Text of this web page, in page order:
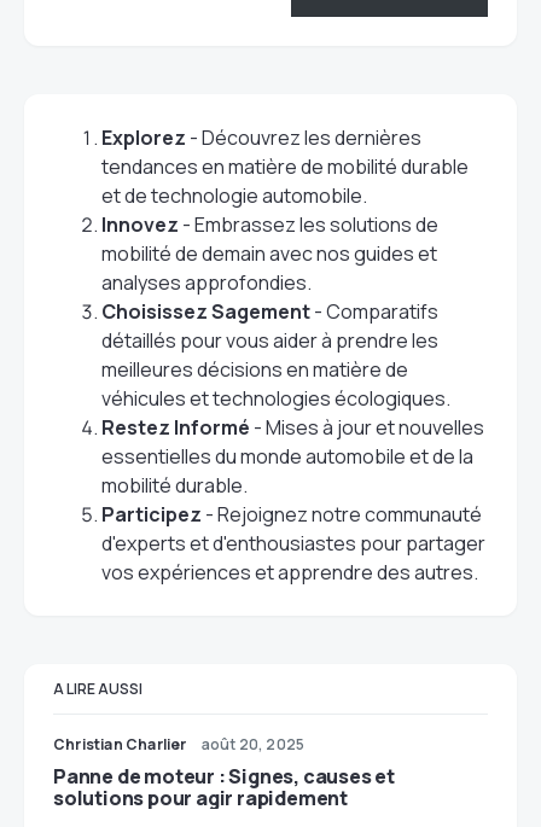
Explorez - Découvrez les dernières
tendances en matière de mobilité durable
et de technologie automobile.
Innovez - Embrassez les solutions de
mobilité de demain avec nos guides et
analyses approfondies.
Choisissez Sagement- Comparatifs
détaillés pour vous aider à prendre les
meilleures décisions en matière de
véhicules et technologies écologiques.
Restez Informé - Mises à jour et nouvelles
essentielles du monde automobile et de la
mobilité durable.
Participez - Rejoignez notre communauté
d'experts et d'enthousiastes pour partager
vos expériences et apprendre des autres.
A LIRE AUSSI
Christian Charlier août 20, 2025
Panne de moteur : Signes, causes et
solutions pour agir rapidement